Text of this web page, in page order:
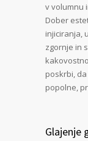
v volumnu
Dober
injiciranja,
zgornje in
poskrbi,
popolne,
Glajenje